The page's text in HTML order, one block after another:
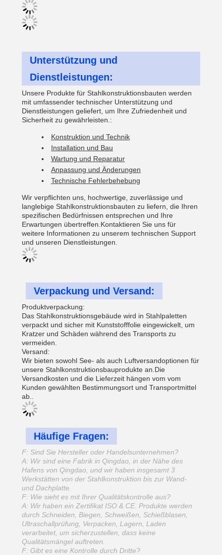
Unterstützung und
Dienstleistungen:
Unsere Produkte für Stahlkonstruktionsbauten werden
mit umfassender technischer Unterstützung und
Dienstleistungen geliefert, um Ihre Zufriedenheit und
Sicherheit zu gewährleisten.:
Konstruktion und Technik
Installation und Bau
Wartung und Reparatur
Anpassung und Änderungen
Technische Fehlerbehebung
Wir verpflichten uns, hochwertige, zuverlässige und
langlebige Stahlkonstruktionsbauten zu liefern, die Ihren
spezifischen Bedürfnissen entsprechen und Ihre
Erwartungen übertreffen.Kontaktieren Sie uns für
weitere Informationen zu unserem technischen Support
und unseren Dienstleistungen.
Verpackung und Versand:
Produktverpackung:
Das Stahlkonstruktionsgebäude wird in Stahlpaletten
verpackt und sicher mit Kunststofffolie eingewickelt, um
Kratzer und Schäden während des Transports zu
vermeiden.
Versand:
Wir bieten sowohl See- als auch Luftversandoptionen für
unsere Stahlkonstruktionsbauprodukte an.Die
Versandkosten und die Lieferzeit hängen vom vom
Kunden gewählten Bestimmungsort und Transportmittel
ab..
Häufige Fragen:
F: Sind Sie Hersteller oder Handelsunternehmen?
A: Wir sind eine Fabrik in Qingdao, in der Nähe des
Hafens von Qingdao, und wir haben insgesamt 3
Werkstätten von der Stahlkonstruktion bis zur Wand-
und Dachplatte.
F: Wie sieht es mit Ihrer Qualitätskontrolle aus?
A: Wir haben ein Zertifikat ISO & CE. Produkte werden
durch Schneiden, Biegen, Schweißen, Schießblasen,
Ultraschallprüfung, Verpacken, Lagern, Laden
verarbeitet, um sicherzustellen, dass keine
Qualitätsmängel auftreten.
F: Gibt es eine Kontrolle durch Dritte?